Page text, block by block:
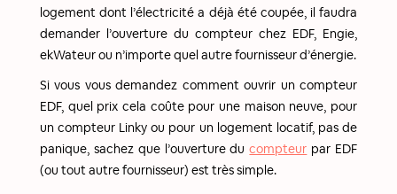
logement dont l’électricité a déjà été coupée, il faudra
demander l’ouverture du compteur chez EDF, Engie,
ekWateur ou n’importe quel autre fournisseur d’énergie.
Si vous vous demandez comment ouvrir un compteur
EDF, quel prix cela coûte pour une maison neuve, pour
un compteur Linky ou pour un logement locatif, pas de
panique, sachez que l’ouverture ducompteur par EDF
(ou tout autre fournisseur) est très simple.